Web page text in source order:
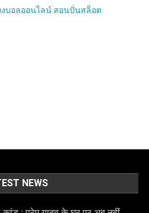
บอลออนไลน์ สอนปั่นสล็อต
NEWS